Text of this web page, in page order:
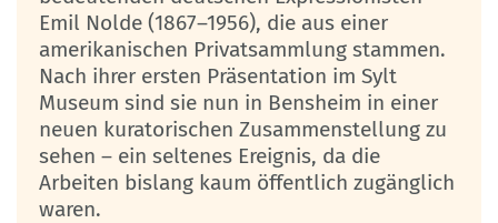
Emil Nolde (1867–1956), die aus einer
amerikanischen Privatsammlung stammen.
Nach ihrer ersten Präsentation im Sylt
Museum sind sie nun in Bensheim in einer
neuen kuratorischen Zusammenstellung zu
sehen – ein seltenes Ereignis, da die
Arbeiten bislang kaum öffentlich zugänglich
waren.